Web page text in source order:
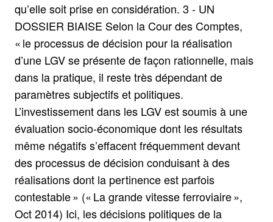
qu’elle soit prise en considération. 3 - UN
DOSSIER BIAISE Selon la Cour des Comptes,
« le processus de décision pour la réalisation
d’une LGV se présente de façon rationnelle, mais
dans la pratique, il reste très dépendant de
paramètres subjectifs et politiques.
L’investissement dans les LGV est soumis à une
évaluation socio-économique dont les résultats
même négatifs s’effacent fréquemment devant
des processus de décision conduisant à des
réalisations dont la pertinence est parfois
contestable » (« La grande vitesse ferroviaire »,
Oct 2014) Ici, les décisions politiques de la